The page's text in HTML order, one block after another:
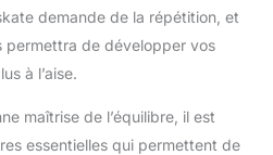
demande de la répétition, et
permettra de développer vos
à l’aise.
maîtrise de l’équilibre, il est
essentielles qui permettent de